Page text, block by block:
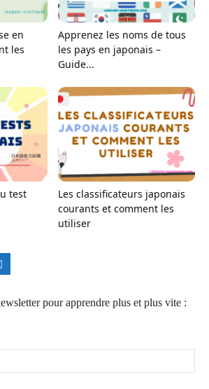
en
les
Apprenez les noms de tous
les pays en japonais –
Guide...
test
Les classificateurs japonais
courants et comment les
utiliser
pour apprendre plus et plus vite :